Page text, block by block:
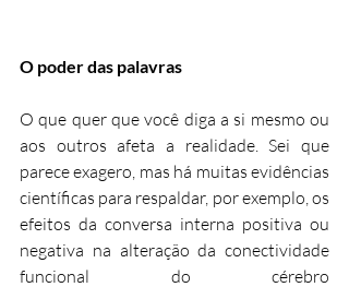
O poder das palavras
O que quer que você diga a si mesmo ou
aos outros afeta a realidade. Sei que
parece exagero, mas há muitas evidências
científicas para respaldar, por exemplo, os
efeitos da conversa interna positiva ou
negativa na alteração da conectividade
funcional do cérebro